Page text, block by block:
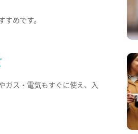
めです。
ガス・電気もすぐに使え、入